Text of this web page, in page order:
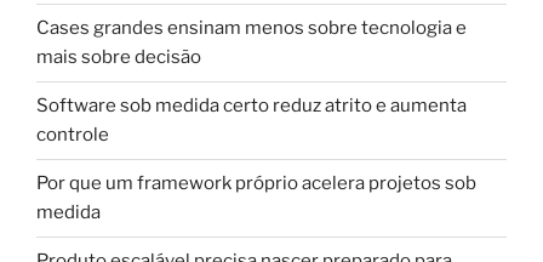
Cases grandes ensinam menos sobre tecnologia e
mais sobre decisão
Software sob medida certo reduz atrito e aumenta
controle
Por que um framework próprio acelera projetos sob
medida